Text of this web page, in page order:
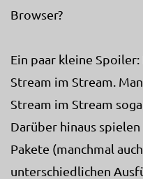
Browser?
Ein paar kleine
Stream im Stream.
Stream im Stream
Darüber hinaus
Pakete (manchmal
unterschiedlichen